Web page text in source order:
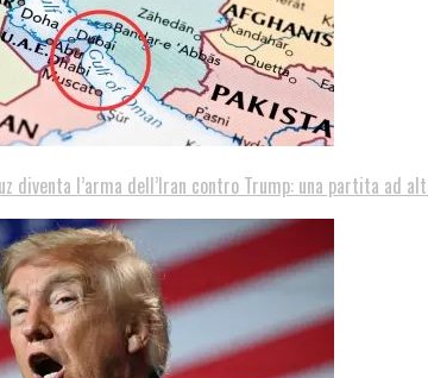
diventa l’arma dell’Iran contro Trump: una partita ad